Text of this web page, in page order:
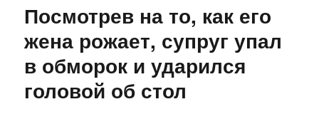
Посмотрев на то, как его
жена рожает, супруг упал
в обморок и ударился
головой об стол